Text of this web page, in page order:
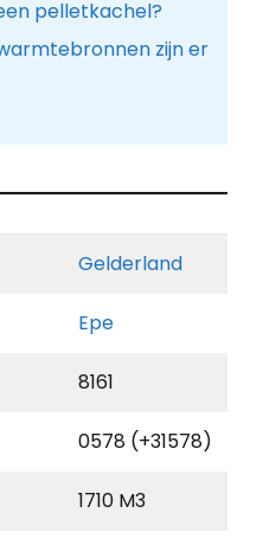
pelletkachel?
zijn er
Gelderland
Epe
8161
0578 (+31578)
1710 M3